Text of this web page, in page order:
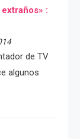
:
de TV
algunos